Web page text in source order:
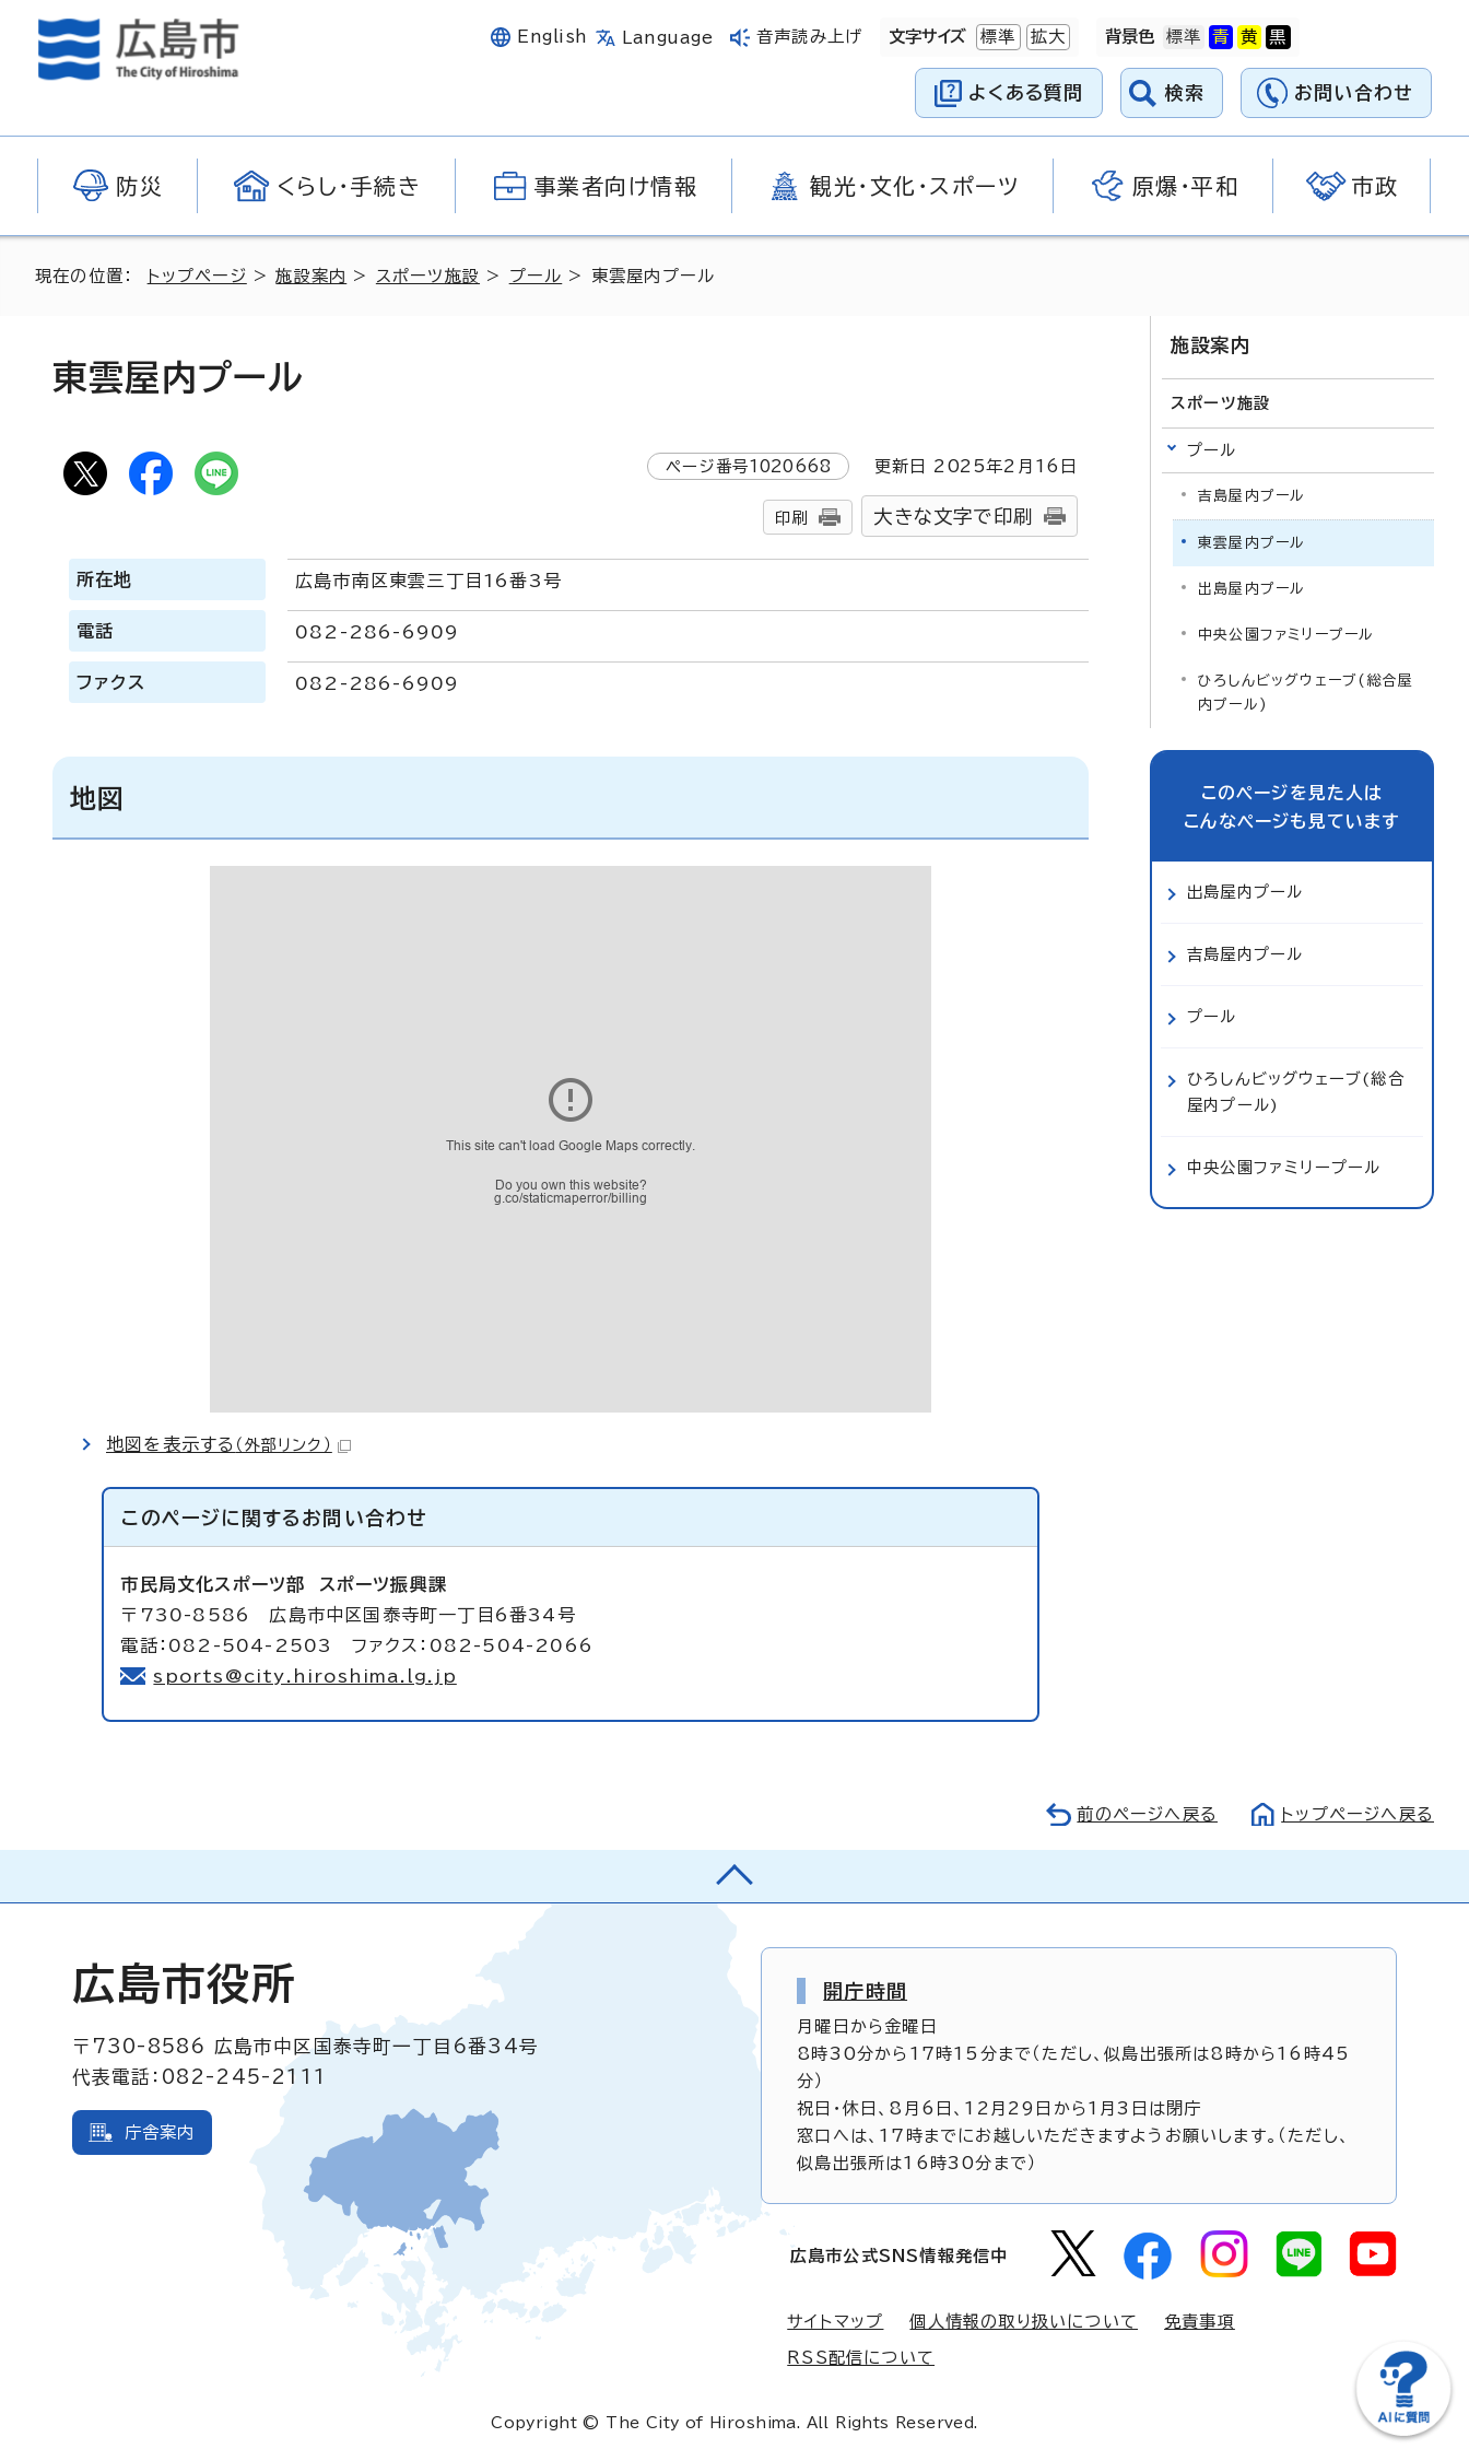
English Language 音声読み上げ 文字サイズ 標準 拡大 背景色
よくある質問 検索 お問い合わせ
防災 くらし・手続き 事業者向け情報 観光・文化・スポーツ 原爆・平和 市政
現在の位置： トップページ >施設案内 > スポーツ施設 > プール > 東雲屋内プール
東雲屋内プール
ページ番号1020668 更新日 2025年2月 16 日
印刷 大きな文字で印刷
所在地 広島市南区東雲三丁目16番3号
電話 082-286-6909
ファクス 082-286-6909
地図
地図を表示する （外部リンク）
このページに関する お問い合わせ
市民局文化スポーツ部 スポーツ振興課
〒730-8586 広島市中区国泰寺町一丁目6番34号
電話：082-504-2503 ファクス：082-504-2066
sports@city.hiroshima.lg.jp
施設案内
スポーツ施設
プール
吉島屋内プール
東雲屋内プール
出島屋内プール
中央公園ファミリープール
ひろしんビッグウェーブ(総合屋
内プール)
このページを見た人は
こんなページも見ています
出島屋内プール
吉島屋内プール
プール
ひろしんビッグウェーブ(総合
屋内プール)
中央公園ファミリープール
前のページへ戻る トップページへ戻る
広島市役所
〒730-8586
広島市中区国泰寺町一丁目6番34号
代表電話：082-245-2111
庁舎案内
開庁時間
月曜日から金曜日
8時30分から17時15分まで（ただし、似島出張所は8時から16時45
分）
祝日・休日、8月6日、12月29日から1月3日は閉庁
窓口へは、17時までにお越しいただきますようお願いします。（ただし、
似島出張所は16時30分まで）
広島市公式SNS情報発信中
サイトマップ 個人情報の取り扱いについて 免責事項
RSS配信について
Copyright © The City of Hiroshima. All Rights Reserved.